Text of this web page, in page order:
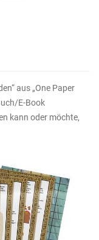
aus „One Paper
E-Book
kann oder möchte,